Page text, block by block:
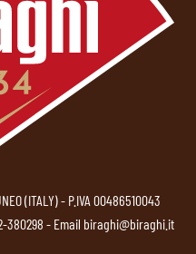
(ITALY) - P.IVA 00486510043
380298 - Email biraghi@biraghi.it